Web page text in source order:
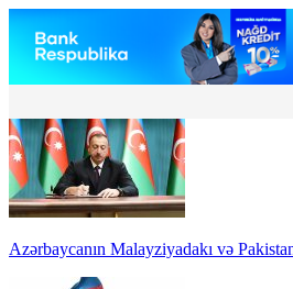
Azərbaycanın Malayziyadakı və